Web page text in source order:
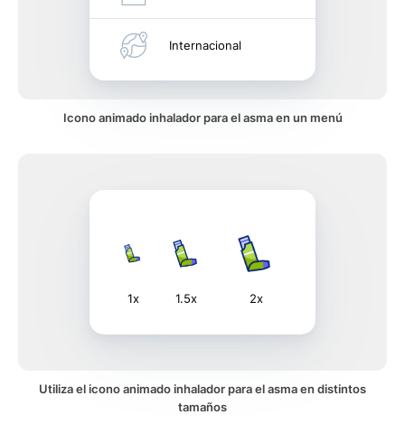
Internacional
Icono animado inhalador para el asma en un menú
1x 1.5x 2x
Utiliza el icono animado inhalador para el asma en distintos
tamaños